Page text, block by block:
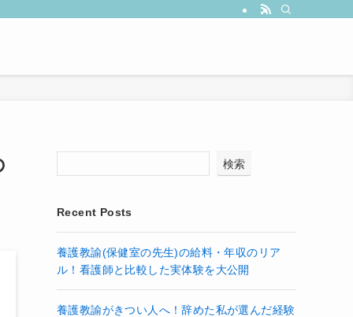
検索
Recent Posts
養護教諭(保健室の先生)の給料・年収のリア
ル！看護師と比較した実体験を大公開
養護教諭がきつい人へ！辞めた私が選んだ経験